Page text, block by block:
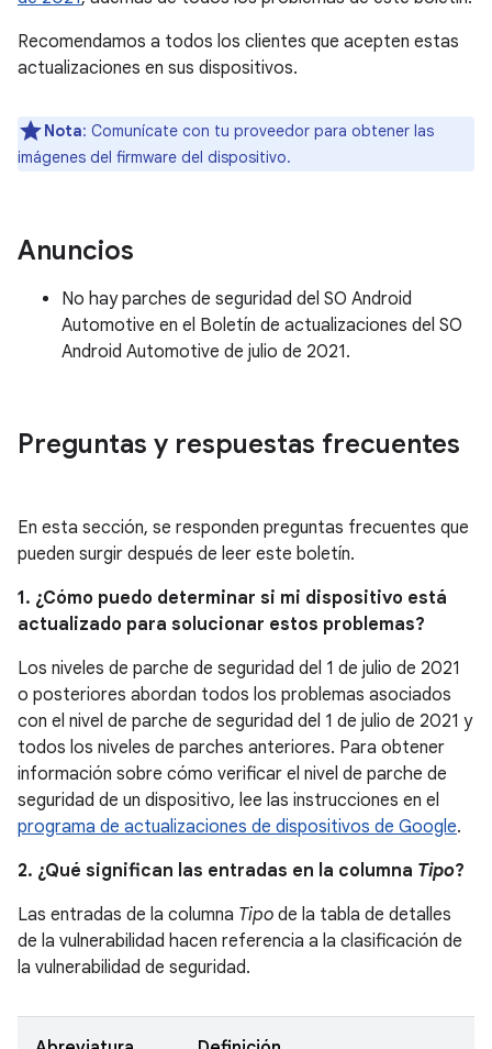
Recomendamos a todos los clientes que acepten estas
actualizaciones en sus dispositivos.
Nota: Comunícate con tu proveedor para obtener las
imágenes del firmware del dispositivo.
Anuncios
No hay parches de seguridad del SO Android
Automotive en el Boletín de actualizaciones del SO
Android Automotive de julio de 2021.
Preguntas y respuestas frecuentes
En esta sección, se responden preguntas frecuentes que
pueden surgir después de leer este boletín.
1. ¿Cómo puedo determinar si mi dispositivo está
actualizado para solucionar estos problemas?
Los niveles de parche de seguridad del 1 de julio de 2021
o posteriores abordan todos los problemas asociados
con el nivel de parche de seguridad del 1 de julio de 2021 y
todos los niveles de parches anteriores. Para obtener
información sobre cómo verificar el nivel de parche de
seguridad de un dispositivo, lee las instrucciones en el
programa de actualizaciones de dispositivos de Google.
2. ¿Qué significan las entradas en la columna Tipo?
Las entradas de la columna Tipo de la tabla de detalles
de la vulnerabilidad hacen referencia a la clasificación de
la vulnerabilidad de seguridad.